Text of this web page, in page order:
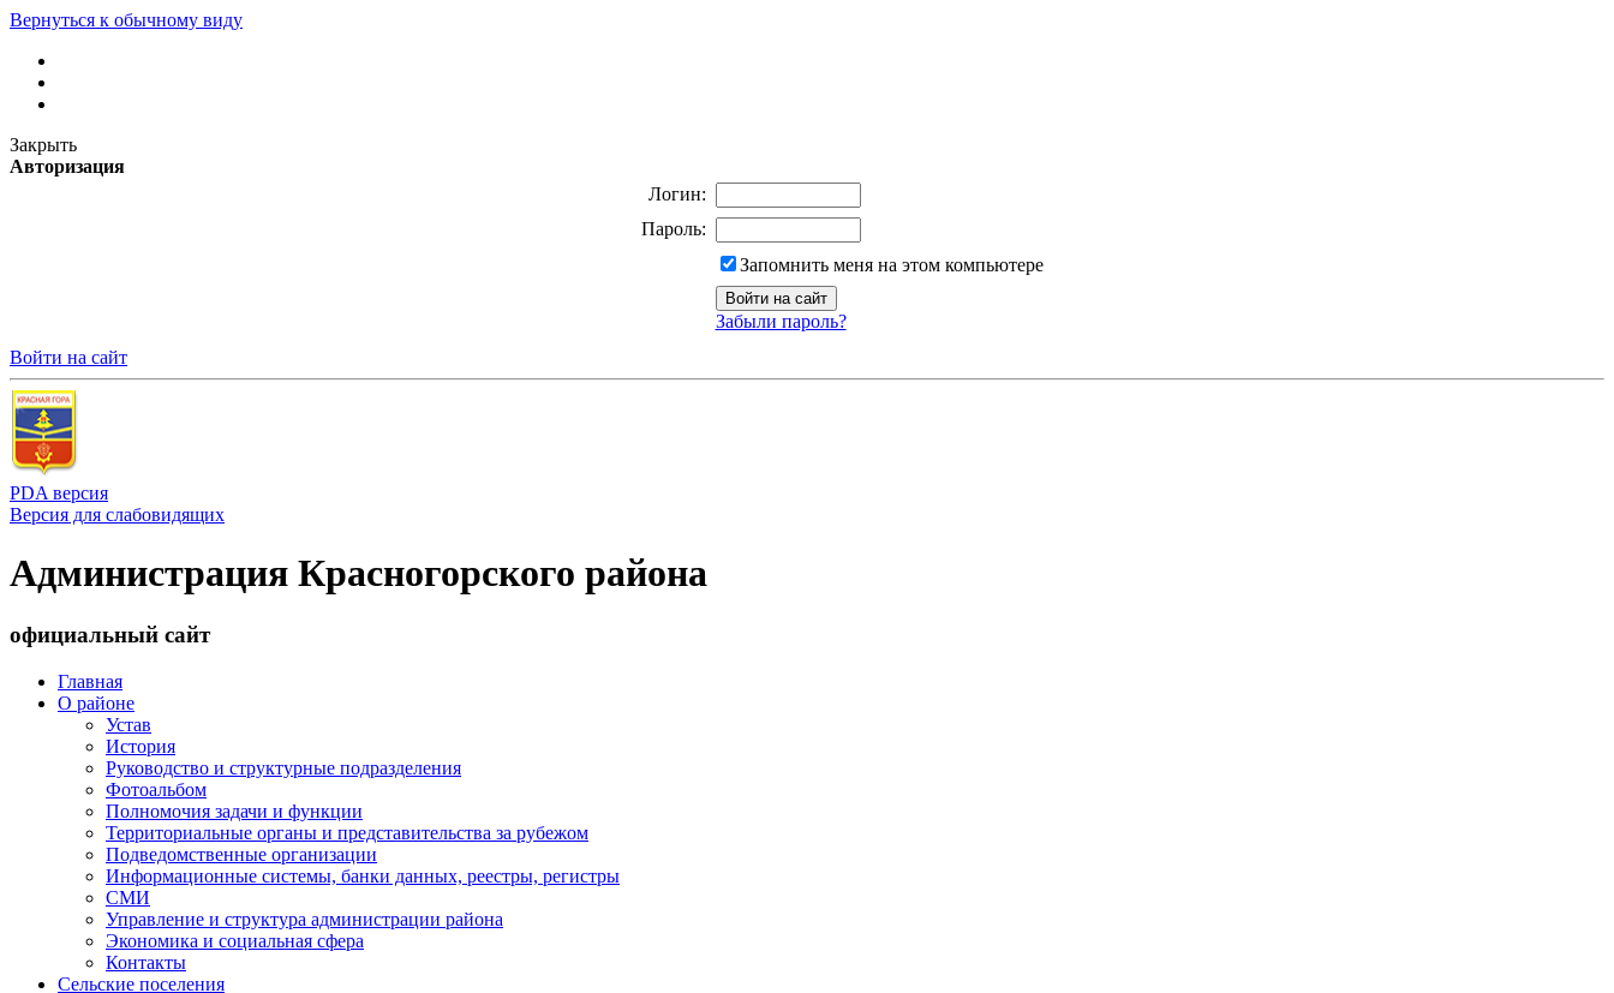
Вернуться к обычному виду
Закрыть
Авторизация
Логин:
Пароль:
Запомнить меня на этом компьютере
Забыли пароль?
Войти на сайт
PDA версия
Версия для слабовидящих
Администрация Красногорского района
официальный сайт
Главная
О районе
Устав
История
Руководство и структурные подразделения
Фотоальбом
Полномочия задачи и функции
Территориальные органы и представительства за рубежом
Подведомственные организации
Информационные системы, банки данных, реестры, регистры
СМИ
Управление и структура администрации района
Экономика и социальная сфера
Контакты
Сельские поселения